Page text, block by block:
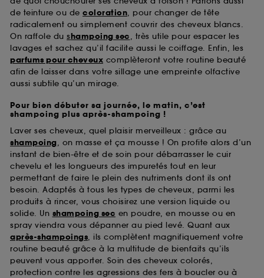
de teinture ou de coloration, pour changer de tête
radicalement ou simplement couvrir des cheveux blancs.
On raffole du shampoing sec, très utile pour espacer les
lavages et sachez qu’il facilite aussi le coiffage. Enfin, les
parfums pour cheveux complèteront votre routine beauté
afin de laisser dans votre sillage une empreinte olfactive
aussi subtile qu’un mirage.
Pour bien débuter sa journée, le matin, c’est
shampoing plus après-shampoing !
Laver ses cheveux, quel plaisir merveilleux : grâce au
shampoing, on masse et ça mousse ! On profite alors d’un
instant de bien-être et de soin pour débarrasser le cuir
chevelu et les longueurs des impuretés tout en leur
permettant de faire le plein des nutriments dont ils ont
besoin. Adaptés à tous les types de cheveux, parmi les
produits à rincer, vous choisirez une version liquide ou
solide. Un shampoing sec en poudre, en mousse ou en
spray viendra vous dépanner au pied levé. Quant aux
après-shampoings, ils complètent magnifiquement votre
routine beauté grâce à la multitude de bienfaits qu’ils
peuvent vous apporter. Soin des cheveux colorés,
protection contre les agressions des fers à boucler ou à